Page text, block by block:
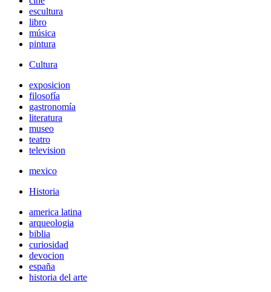
escultura
libro
música
pintura
Cultura
exposicion
filosofía
gastronomía
literatura
museo
teatro
television
mexico
Historia
america latina
arqueologia
biblia
curiosidad
devocion
españa
historia del arte